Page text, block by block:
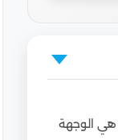
هي الوجهة